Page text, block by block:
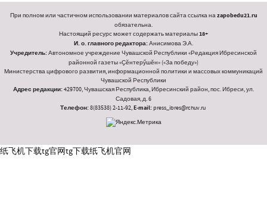
При полном или частичном использовании материалов сайта ссылка наzapobedu21.ru
обязательна.
Настоящий ресурс может содержать материалы18+
И. о. главного редактора:Анисимова Э.А.
Учредитель:Автономное учреждение Чувашской Республики «Редакция Ибресинской
районной газеты «Ҫӗнтерӳшӗн» («За победу»)
Министерства цифрового развития, информационной политики и массовых коммуникаций
Чувашской Республики
Адрес редакции:429700, Чувашская Республика, Ибресинский район, пос. Ибреси, ул.
Садовая, д. 6
Телефон:8(83538) 2-11-92,E-mail:press_ibres@rchuv.ru
纸飞机下载tg官网tg下载纸飞机官网